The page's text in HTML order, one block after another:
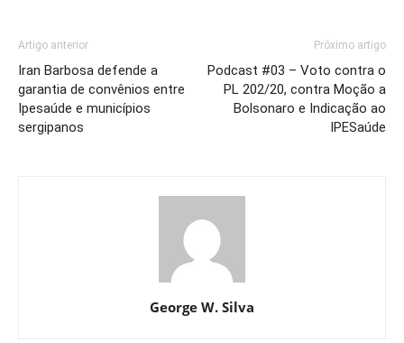
Artigo anterior
Iran Barbosa defende a
garantia de convênios entre
Ipesaúde e municípios
sergipanos
Próximo artigo
Podcast #03 – Voto contra o
PL 202/20, contra Moção a
Bolsonaro e Indicação ao
IPESaúde
George W. Silva